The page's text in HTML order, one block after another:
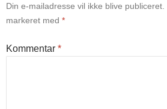
Din e-mailadresse vil ikke blive publiceret.
markeret med *
Kommentar *